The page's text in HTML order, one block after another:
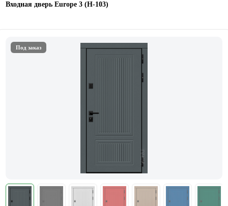
Входная дверь Europe 3 (H-103)
Под заказ